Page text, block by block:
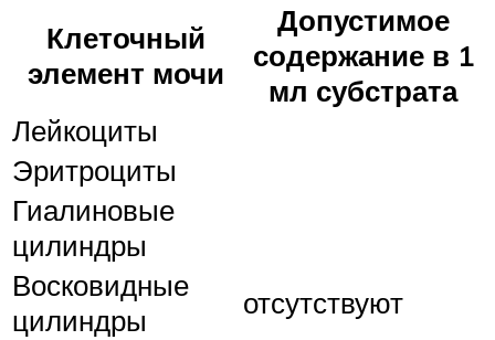
Клеточный
элемент мочи
Допустимое
содержание в 1
мл субстрата
Лейкоциты
Эритроциты
Гиалиновые
цилиндры
Восковидные
цилиндры
отсутствуют